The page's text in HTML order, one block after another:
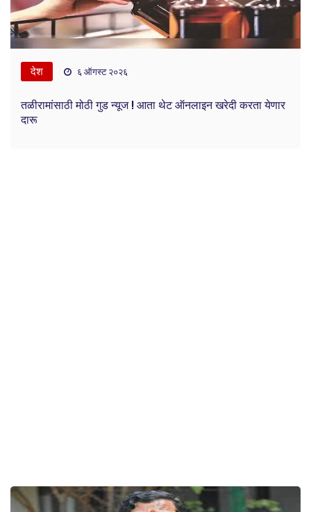
देश ६ ऑगस्ट २०२६
तळीरामांसाठी मोठी गुड न्यूज ! आता थेट ऑनलाइन खरेदी करता येणार
दारू